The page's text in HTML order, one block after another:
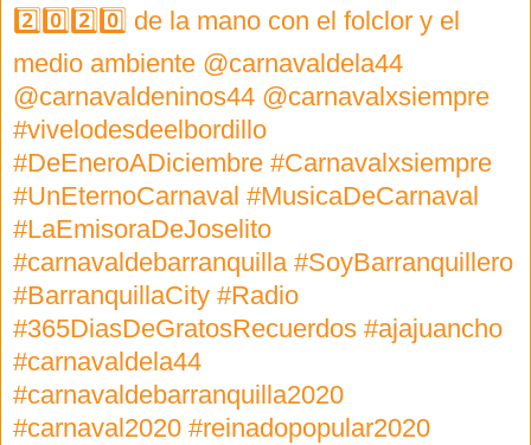
2️⃣0️⃣2️⃣0️⃣ de la mano con el folclor y el
medio ambiente @carnavaldela44
@carnavaldeninos44 @carnavalxsiempre
#vivelodesdeelbordillo
#DeEneroADiciembre #Carnavalxsiempre
#UnEternoCarnaval #MusicaDeCarnaval
#LaEmisoraDeJoselito
#carnavaldebarranquilla #SoyBarranquillero
#BarranquillaCity #Radio
#365DiasDeGratosRecuerdos #ajajuancho
#carnavaldela44
#carnavaldebarranquilla2020
#carnaval2020 #reinadopopular2020